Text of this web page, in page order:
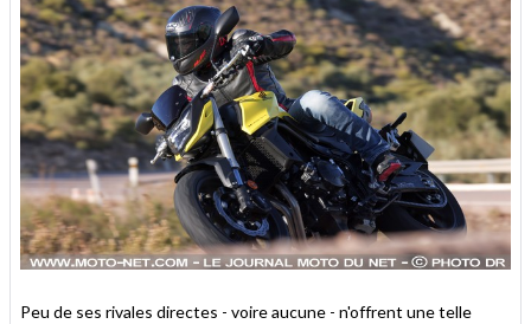
Peu de ses rivales directes - voire aucune - n'offrent une telle